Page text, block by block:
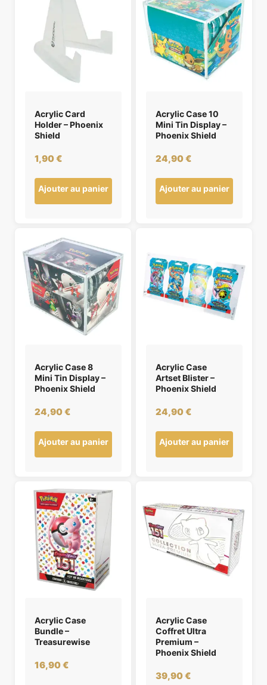
Acrylic Card
Holder – Phoenix
Shield
1,90€
Ajouter au panier
Acrylic Case 10
Mini Tin Display –
Phoenix Shield
24,90€
Ajouter au panier
Acrylic Case 8
Mini Tin Display –
Phoenix Shield
24,90€
Ajouter au panier
Acrylic Case
Artset Blister –
Phoenix Shield
24,90€
Ajouter au panier
Acrylic Case
Bundle –
Treasurewise
16,90€
Acrylic Case
Coffret Ultra
Premium –
Phoenix Shield
39,90€